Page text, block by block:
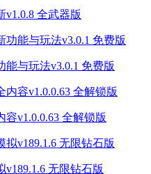
v1.0.8 全武器版
与玩法v3.0.1 免费版
v1.0.0.63 全解锁版
无限钻石版